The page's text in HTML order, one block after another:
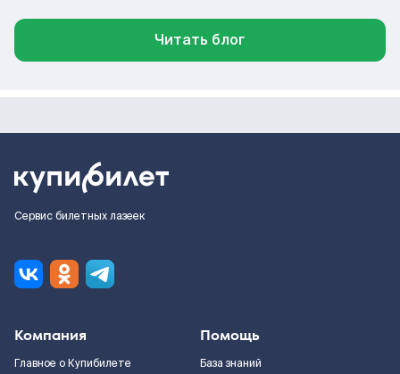
Читать блог
Сервис билетных лазеек
Компания
Главное о Купибилете
Помощь
База знаний